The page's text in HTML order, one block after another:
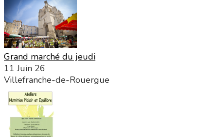
Grand marché du jeudi
11 Juin 26
Villefranche-de-Rouergue